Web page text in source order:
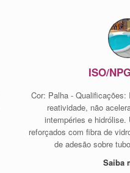
ISO/
Cor: Palha -
reatividade, não
intempéries e
reforçados com fibra de
de adesão sobre
Saiba